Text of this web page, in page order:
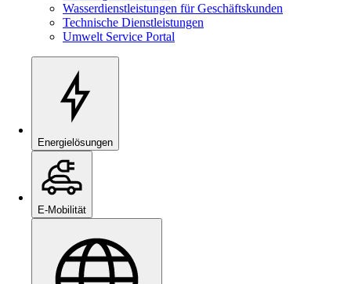
Wasserdienstleistungen für Geschäftskunden
Technische Dienstleistungen
Umwelt Service Portal
Energielösungen
E-Mobilität